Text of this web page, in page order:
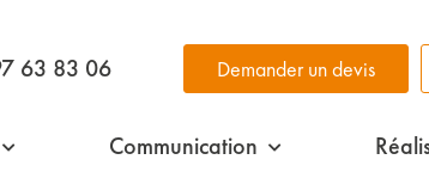
63 83 06 Demander un devis
Communication